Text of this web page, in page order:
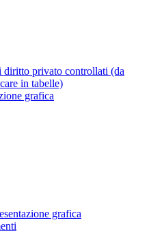
diritto privato controllati (da
in tabelle)
grafica
grafica